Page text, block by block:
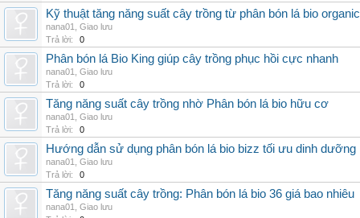
Kỹ thuật tăng năng suất cây trồng từ phân bón lá bio organic
nana01
Giao lưu
Trả lời:
0
Phân bón lá Bio King giúp cây trồng phục hồi cực nhanh
nana01
Giao lưu
Trả lời:
0
Tăng năng suất cây trồng nhờ Phân bón lá bio hữu cơ
nana01
Giao lưu
Trả lời:
0
Hướng dẫn sử dụng phân bón lá bio bizz tối ưu dinh dưỡng
nana01
Giao lưu
Trả lời:
0
Tăng năng suất cây trồng: Phân bón lá bio 36 giá bao nhiêu
nana01
Giao lưu